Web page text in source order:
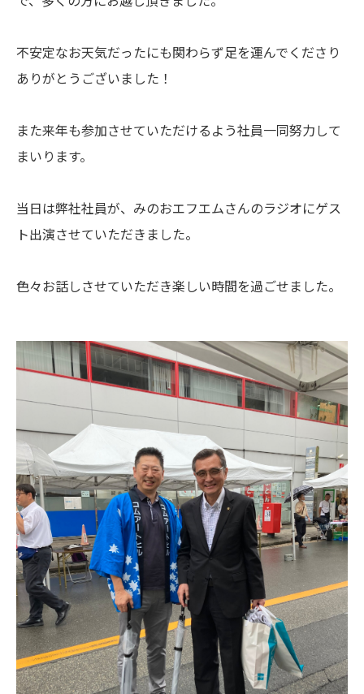
不安定なお天気だったにも関わらず足を運んでくださり
ありがとうございました！
また来年も参加させていただけるよう社員一同努力して
まいります。
当日は弊社社員が、みのおエフエムさんのラジオにゲス
ト出演させていただきました。
色々お話しさせていただき楽しい時間を過ごせました。